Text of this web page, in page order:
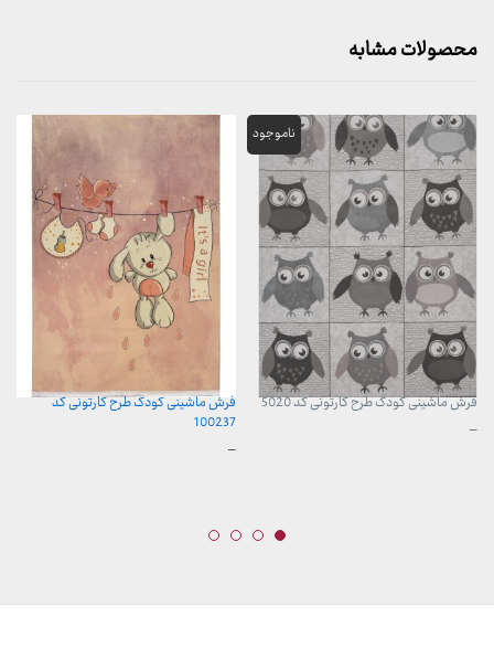
محصولات مشابه
فرش ماشینی کودک طرح کارتونی کد 5020
–محدوده
فرش ماشینی کودک طرح کارتونی کد
100237
–محدوده